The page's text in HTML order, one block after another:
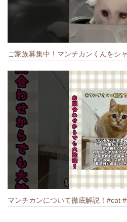
ご家族募集中！マンチカンくんをシ